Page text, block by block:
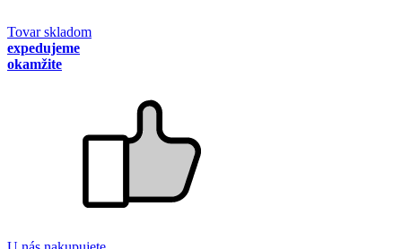
Tovar skladom
expedujeme
okamžite